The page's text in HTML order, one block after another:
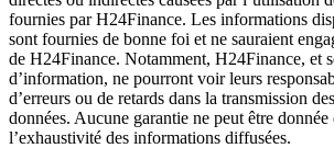
fournies par H24Finance. Les informations
sont fournies de bonne foi et ne sauraient
de H24Finance. Notamment, H24Finance, et
d’information, ne pourront voir leurs
d’erreurs ou de retards dans la transmission
données. Aucune garantie ne peut être
l’exhaustivité des informations diffusées.